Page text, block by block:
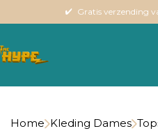
Gratis verzending
Home Kleding Dames